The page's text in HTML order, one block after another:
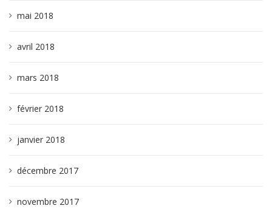
mai 2018
avril 2018
mars 2018
février 2018
janvier 2018
décembre 2017
novembre 2017